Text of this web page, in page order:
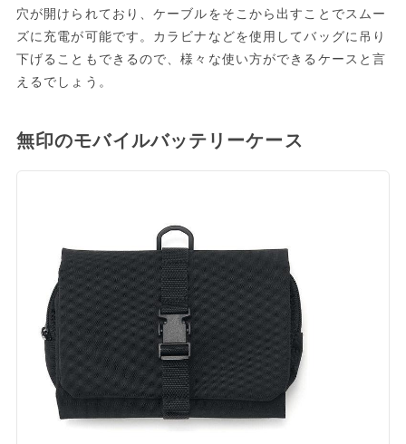
穴が開けられており、ケーブルをそこから出すことでスムー
ズに充電が可能です。カラビナなどを使用してバッグに吊り
下げることもできるので、様々な使い方ができるケースと言
えるでしょう。
無印のモバイルバッテリーケース